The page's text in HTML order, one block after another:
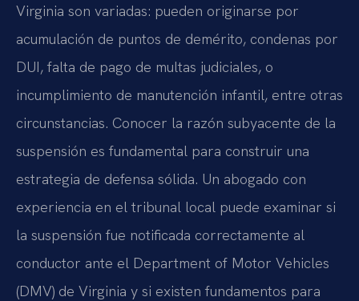
Virginia son variadas: pueden originarse por
acumulación de puntos de demérito, condenas por
DUI, falta de pago de multas judiciales, o
incumplimiento de manutención infantil, entre otras
circunstancias. Conocer la razón subyacente de la
suspensión es fundamental para construir una
estrategia de defensa sólida. Un abogado con
experiencia en el tribunal local puede examinar si
la suspensión fue notificada correctamente al
conductor ante el Department of Motor Vehicles
(DMV) de Virginia y si existen fundamentos para